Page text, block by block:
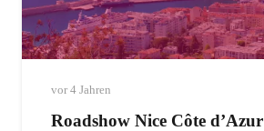
vor 4 Jahren
Roadshow Nice Côte d’Azur